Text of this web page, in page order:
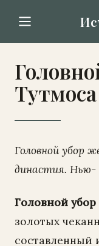
Головной убор
династия.
Головной
золотых
составленный